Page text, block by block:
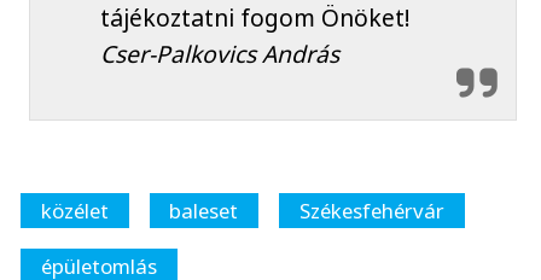
tájékoztatni fogom Önöket!
Cser-Palkovics András
közélet baleset
Székesfehérvár
épületomlás